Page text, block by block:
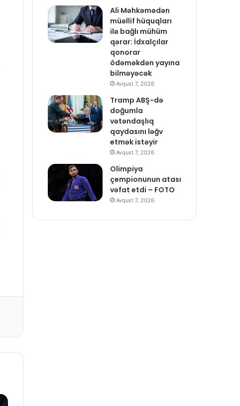
Ali Məhkəmədən
müəllif hüquqları
ilə bağlı mühüm
qərar: İdxalçılar
qonorar
ödəməkdən yayına
bilməyəcək
Avqust 7, 2026
Tramp ABŞ-də
doğumla
vətəndaşlıq
qaydasını ləğv
etmək istəyir
Avqust 7, 2026
Olimpiya
çempionunun atası
vəfat etdi – FOTO
Avqust 7, 2026